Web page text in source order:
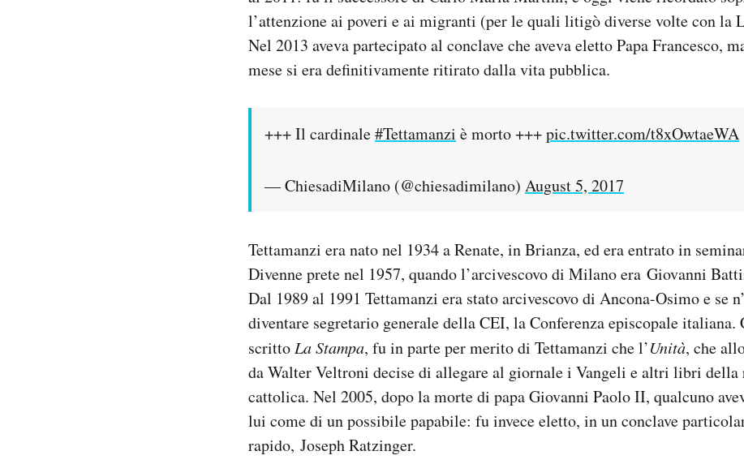
l’attenzione ai poveri e ai migranti (per le quali litigò diverse volte con la
Nel 2013 aveva partecipato al conclave che aveva eletto Papa Francesco,
mese si era definitivamente ritirato dalla vita pubblica.
+++ Il cardinale#Tettamanzi è morto +++pic.twitter.com/t8xOwtaeWA
— ChiesadiMilano (@chiesadimilano) August 5, 2017
Tettamanzi era nato nel 1934 a Renate, in Brianza, ed era entrato in
Divenne prete nel 1957, quando l’arcivescovo di Milano era Giovanni
Dal 1989 al 1991 Tettamanzi era stato arcivescovo di Ancona-Osimo e se
diventare segretario generale della CEI, la Conferenza episcopale italiana.
scritto La Stampa, fu in parte per merito di Tettamanzi che l’Unità, che
da Walter Veltroni decise di allegare al giornale i Vangeli e altri libri
cattolica. Nel 2005, dopo la morte di papa Giovanni Paolo II, qualcuno
lui come di un possibile papabile: fu invece eletto, in un conclave
rapido, Joseph Ratzinger.